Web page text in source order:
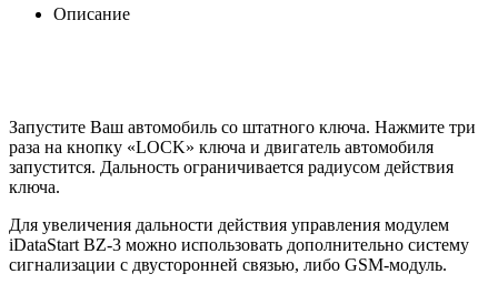
Описание
Запустите Ваш автомобиль со штатного ключа. Нажмите три
раза на кнопку «LOCK» ключа и двигатель автомобиля
запустится. Дальность ограничивается радиусом действия
ключа.
Для увеличения дальности действия управления модулем
iDataStart BZ-3 можно использовать дополнительно систему
сигнализации с двусторонней связью, либо GSM-модуль.